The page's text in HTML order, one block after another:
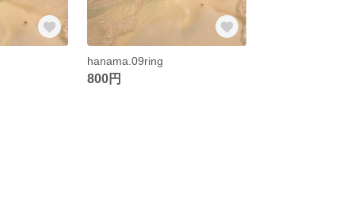
hanama.09ring
800円